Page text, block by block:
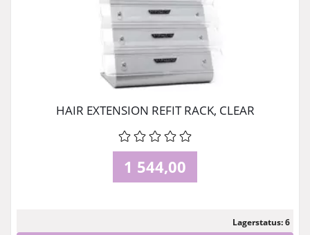
HAIR EXTENSION REFIT RACK, CLEAR
1 544,00
Lagerstatus: 6